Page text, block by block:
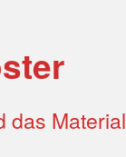
das Material